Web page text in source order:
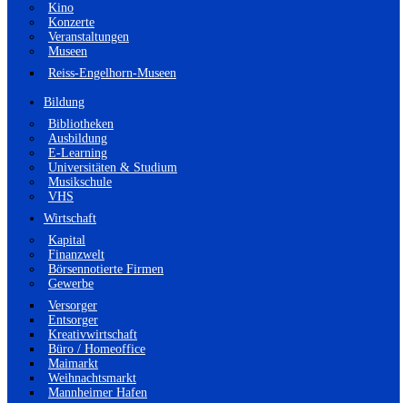
Kino
Konzerte
Veranstaltungen
Museen
Reiss-Engelhorn-Museen
Bildung
Bibliotheken
Ausbildung
E-Learning
Universitäten & Studium
Musikschule
VHS
Wirtschaft
Kapital
Finanzwelt
Börsennotierte Firmen
Gewerbe
Versorger
Entsorger
Kreativwirtschaft
Büro / Homeoffice
Maimarkt
Weihnachtsmarkt
Mannheimer Hafen